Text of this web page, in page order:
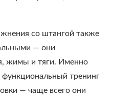
со штангой также
— они
жимы и тяги. Именно
тренинг
— чаще всего они